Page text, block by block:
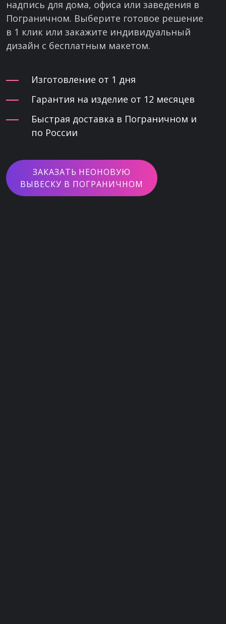
надпись для дома, офиса или заведения в
Пограничном. Выберите готовое решение
в 1 клик или закажите индивидуальный
дизайн с бесплатным макетом.
Изготовление от 1 дня
Гарантия на изделие от 12 месяцев
Быстрая доставка в Пограничном и
по России
ЗАКАЗАТЬ НЕОНОВУЮ
ВЫВЕСКУ В ПОГРАНИЧНОМ